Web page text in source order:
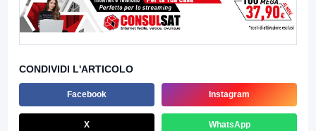
CONDIVIDI L'ARTICOLO
Facebook Instagram
X WhatsApp